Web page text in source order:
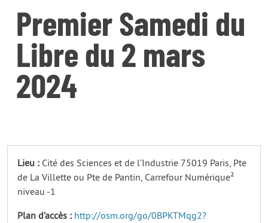
Premier Samedi du
Libre du 2 mars
2024
Lieu : Cité des Sciences et de l’Industrie 75019 Paris, Pte
de La Villette ou Pte de Pantin, Carrefour Numérique²
niveau -1
Plan d’accès : http://osm.org/go/0BPKTMqg2?